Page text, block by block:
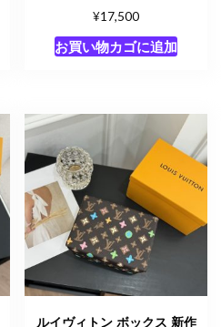
¥17,500
お買い物カゴに追加
ルイヴィトン ボックス 新作